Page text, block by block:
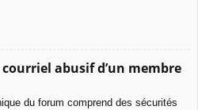
courriel abusif d’un membre
du forum comprend des sécurités